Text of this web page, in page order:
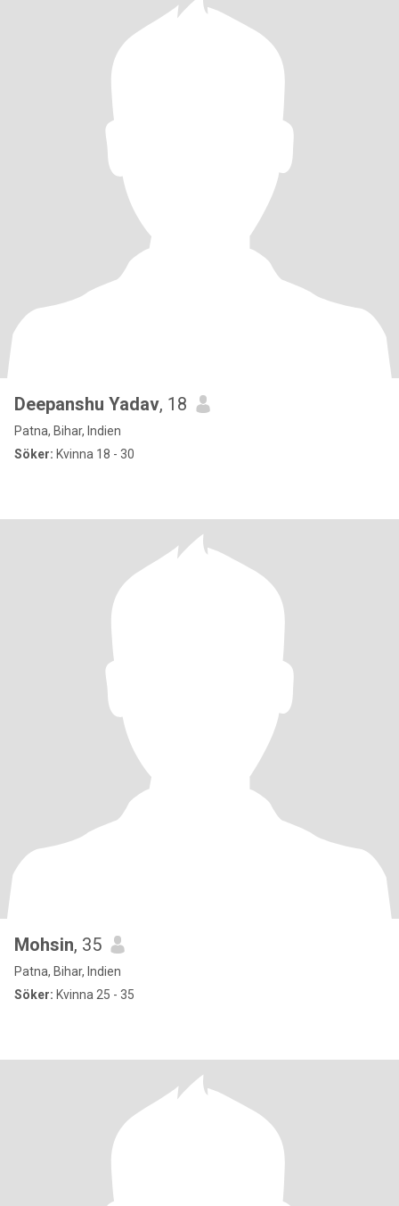
Deepanshu Yadav, 18
Patna, Bihar, Indien
Söker: Kvinna 18 - 30
Mohsin, 35
Patna, Bihar, Indien
Söker: Kvinna 25 - 35